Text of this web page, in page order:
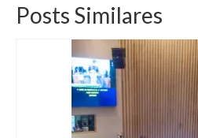
Posts Similares